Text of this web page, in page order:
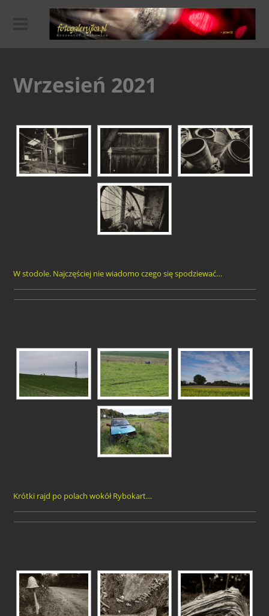
Wrzesień 2021
W stodole. Najczęściej nie wiadomo czego się spodziewać…
Krótki rajd po polach wokół Rybokart…